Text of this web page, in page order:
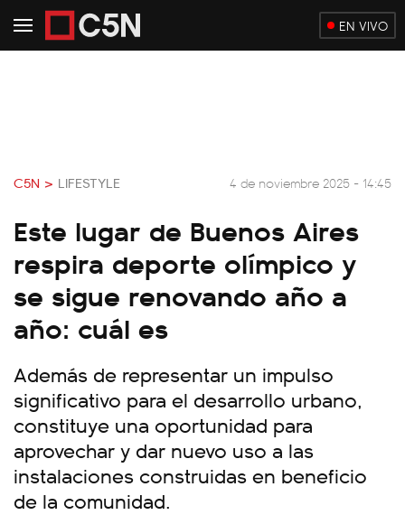
EN VIVO
C5N > LIFESTYLE 4 de noviembre 2025 - 14:45
Este lugar de Buenos Aires
respira deporte olímpico y
se sigue renovando año a
año: cuál es
Además de representar un impulso
significativo para el desarrollo urbano,
constituye una oportunidad para
aprovechar y dar nuevo uso a las
instalaciones construidas en beneficio
de la comunidad.